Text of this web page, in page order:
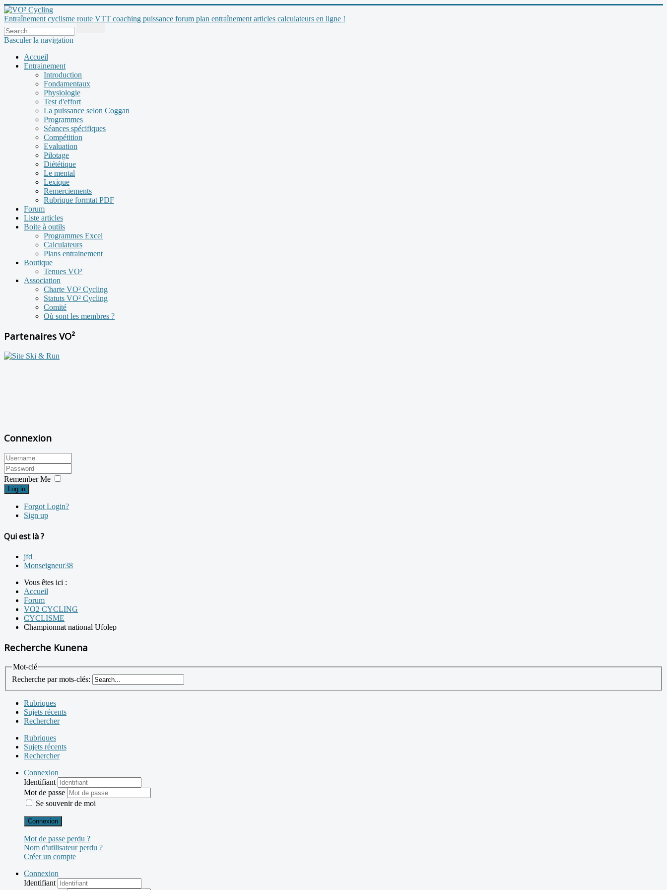
Entraînement cyclisme route VTT coaching puissance forum plan entraînement articles calculateurs en ligne !
Basculer la navigation
Accueil
Entrainement
Introduction
Fondamentaux
Physiologie
Test d'effort
La puissance selon Coggan
Programmes
Séances spécifiques
Compétition
Evaluation
Pilotage
Diététique
Le mental
Lexique
Remerciements
Rubrique formtat PDF
Forum
Liste articles
Boite à outils
Programmes Excel
Calculateurs
Plans entrainement
Boutique
Tenues VO²
Association
Charte VO² Cycling
Statuts VO² Cycling
Comité
Où sont les membres ?
Partenaires VO²
Connexion
Remember Me
Log in
Forgot Login?
Sign up
Qui est là ?
jfd_
Monseigneur38
Vous êtes ici :
Accueil
Forum
VO2 CYCLING
CYCLISME
Championnat national Ufolep
Recherche Kunena
Mot-clé
Recherche par mots-clés:
Rubriques
Sujets récents
Rechercher
Rubriques
Sujets récents
Rechercher
Connexion
Identifiant
Mot de passe
Se souvenir de moi
Connexion
Mot de passe perdu ?
Nom d'utilisateur perdu ?
Créer un compte
Connexion
Identifiant